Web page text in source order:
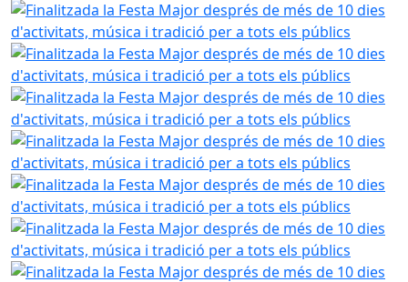
Finalitzada la Festa Major després de més de 10 dies
Finalitzada la Festa Major després de més de 10 dies
Finalitzada la Festa Major després de més de 10 dies
Finalitzada la Festa Major després de més de 10 dies
Finalitzada la Festa Major després de més de 10 dies
Finalitzada la Festa Major després de més de 10 dies
Finalitzada la Festa Major després de més de 10 dies